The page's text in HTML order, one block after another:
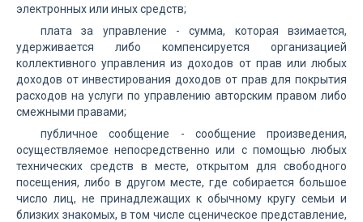
электронных или иных средств;
плата за управление - сумма, которая взимается,
удерживается либо компенсируется организацией
коллективного управления из доходов от прав или любых
доходов от инвестирования доходов от прав для покрытия
расходов на услуги по управлению авторским правом либо
смежными правами;
публичное сообщение - сообщение произведения,
осуществляемое непосредственно или с помощью любых
технических средств в месте, открытом для свободного
посещения, либо в другом месте, где собирается большое
число лиц, не принадлежащих к обычному кругу семьи и
близких знакомых, в том числе сценическое представление,